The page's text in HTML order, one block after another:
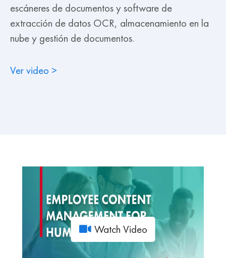
escáneres de documentos y software de
extracción de datos OCR, almacenamiento en la
nube y gestión de documentos.
Ver video >
Watch Video